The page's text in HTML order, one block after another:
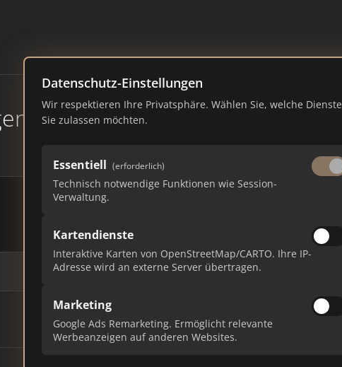
Datenschutz-Einstellungen
Wir respektieren Ihre Privatsphäre. Wählen Sie, welche Dienste
Sie zulassen möchten.
Essentiell (erforderlich)
Technisch notwendige Funktionen wie Session-
Verwaltung.
Kartendienste
Interaktive Karten von OpenStreetMap/CARTO. Ihre IP-
Adresse wird an externe Server übertragen.
Marketing
Google Ads Remarketing. Ermöglicht relevante
Werbeanzeigen auf anderen Websites.
– Ranking Juli 2026